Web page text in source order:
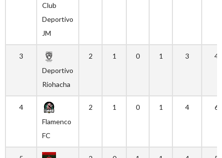
Club
Deportivo
JM
3
Deportivo
Riohacha
2 1 0 1 3 4
4
Flamenco
FC
2 1 0 1 4 6